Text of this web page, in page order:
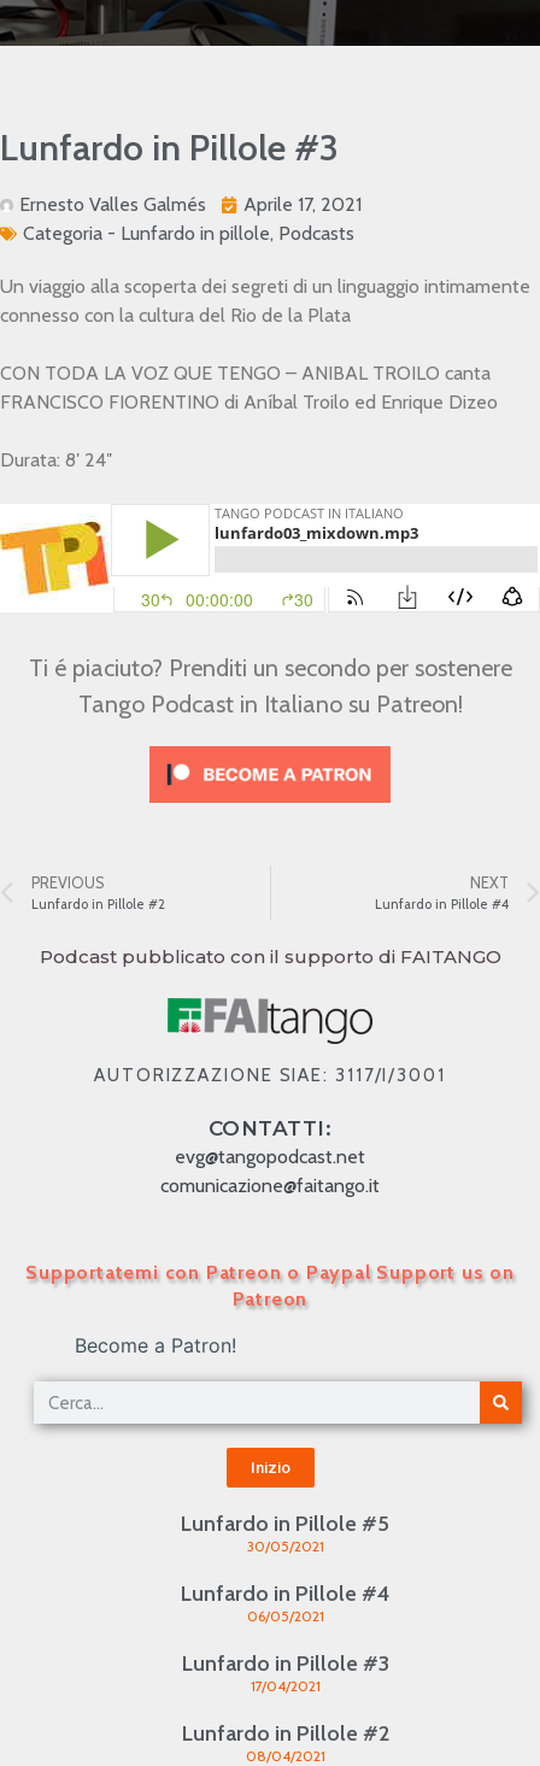
Lunfardo in Pillole #3
Ernesto Valles Galmés
Aprile 17, 2021
Categoria - Lunfardo in pillole, Podcasts
Un viaggio alla scoperta dei segreti di un linguaggio intimamente
connesso con la cultura del Rio de la Plata
CON TODA LA VOZ QUE TENGO – ANIBAL TROILO canta
FRANCISCO FIORENTINO di Aníbal Troilo ed Enrique Dizeo
Durata: 8′ 24″
Ti é piaciuto? Prenditi un secondo per sostenere
Tango Podcast in Italiano su Patreon!
PREVIOUS
Lunfardo in Pillole #2
NEXT
Lunfardo in Pillole #4
Podcast pubblicato con il supporto di FAITANGO
AUTORIZZAZIONE SIAE: 3117/I/3001
CONTATTI:
evg@tangopodcast.net
comunicazione@faitango.it
Supportatemi con Patreon o Paypal Support us on
Patreon
Become a Patron!
Inizio
Lunfardo in Pillole #5
30/05/2021
Lunfardo in Pillole #4
06/05/2021
Lunfardo in Pillole #3
17/04/2021
Lunfardo in Pillole #2
08/04/2021